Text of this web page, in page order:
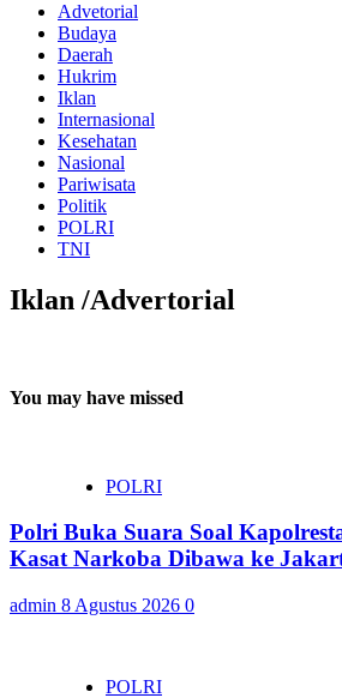
Advetorial
Budaya
Daerah
Hukrim
Iklan
Internasional
Kesehatan
Nasional
Pariwisata
Politik
POLRI
TNI
Iklan /Advertorial
You may have missed
POLRI
Polri Buka Suara Soal
Kasat Narkoba Dibawa ke
admin 8 Agustus 2026 0
POLRI